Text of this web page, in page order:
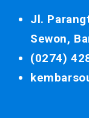
Jl.
Sewon,
(0274)